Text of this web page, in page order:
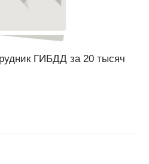
ГИБДД за 20 тысяч